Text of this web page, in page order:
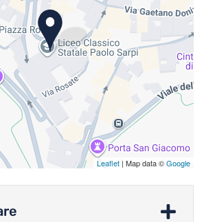
Leaflet | Map data ©Google